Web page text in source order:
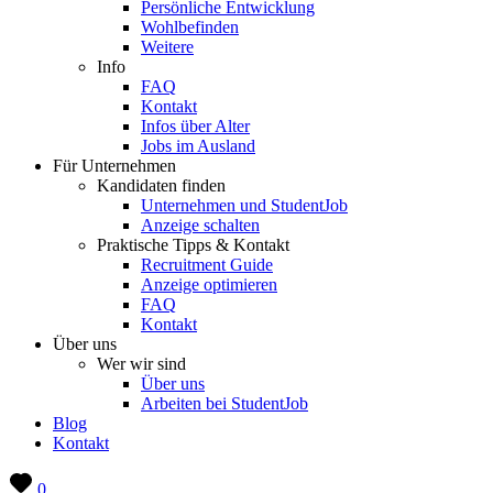
Persönliche Entwicklung
Wohlbefinden
Weitere
Info
FAQ
Kontakt
Infos über Alter
Jobs im Ausland
Für Unternehmen
Kandidaten finden
Unternehmen und StudentJob
Anzeige schalten
Praktische Tipps & Kontakt
Recruitment Guide
Anzeige optimieren
FAQ
Kontakt
Über uns
Wer wir sind
Über uns
Arbeiten bei StudentJob
Blog
Kontakt
0